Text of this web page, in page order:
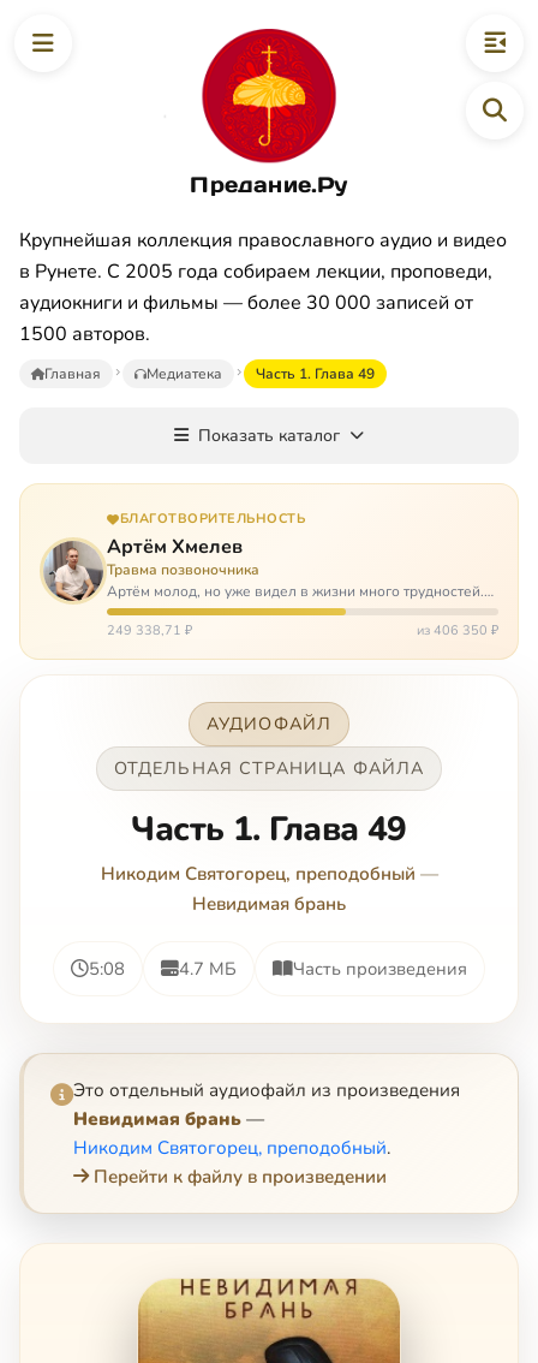
Предание.Ру
Крупнейшая коллекция православного аудио и видео
в Рунете. С 2005 года собираем лекции, проповеди,
аудиокниги и фильмы — более 30 000 записей от
1500 авторов.
Главная Медиатека Часть 1. Глава 49
Показать каталог
БЛАГОТВОРИТЕЛЬНОСТЬ
Артём Хмелев
Травма позвоночника
Артём молод, но уже видел в жизни много трудностей.
Он сирота, привык заботится о себе сам, но, когда
случилось несчастье, и он был парализован – остался на
249 338,71 ₽ из 406 350 ₽
АУДИОФАЙЛ
ОТДЕЛЬНАЯ СТРАНИЦА ФАЙЛА
Часть 1. Глава 49
Никодим Святогорец, преподобный —
Невидимая брань
5:08 4.7 МБ Часть произведения
Это отдельный аудиофайл из произведения
Невидимая брань —
Никодим Святогорец, преподобный.
Перейти к файлу в произведении